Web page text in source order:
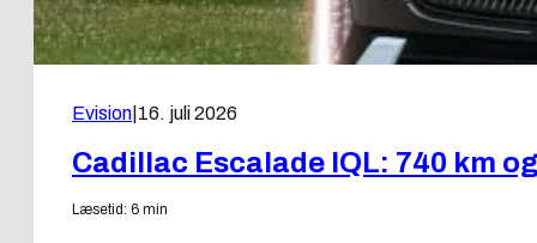
Evision 16. juli 2026
Cadillac Escalade IQL: 740 km
Læsetid: 6 min